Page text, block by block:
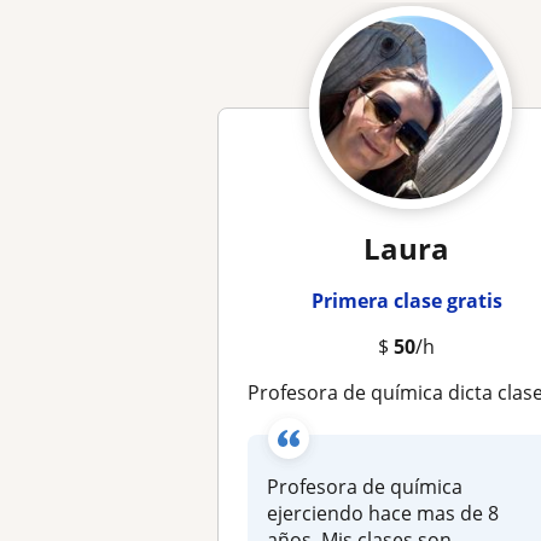
Laura
Primera clase gratis
$50/h
Profesora de química dicta clases individuales o
Profesora de química
ejerciendo hace mas de 8